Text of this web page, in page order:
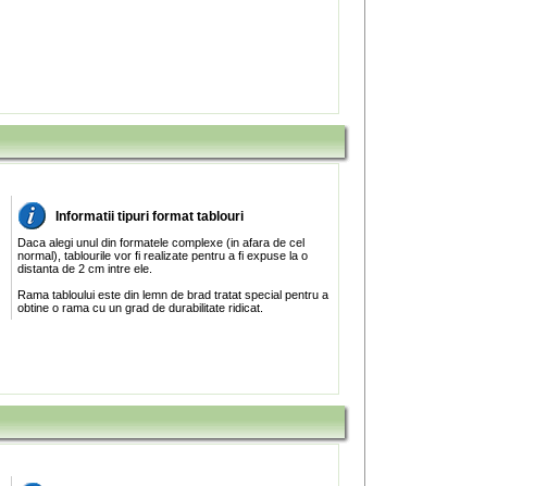
Informatii tipuri format tablouri
Daca alegi unul din formatele complexe (in afara de cel
normal), tablourile vor fi realizate pentru a fi expuse la o
distanta de 2 cm intre ele.
Rama tabloului este din lemn de brad tratat special pentru a
obtine o rama cu un grad de durabilitate ridicat.